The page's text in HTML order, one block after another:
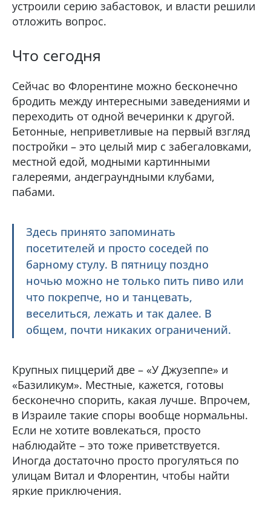
устроили серию забастовок, и власти решили
отложить вопрос.
Что сегодня
Сейчас во Флорентине можно бесконечно
бродить между интересными заведениями и
переходить от одной вечеринки к другой.
Бетонные, неприветливые на первый взгляд
постройки – это целый мир с забегаловками,
местной едой, модными картинными
галереями, андеграундными клубами,
пабами.
Здесь принято запоминать
посетителей и просто соседей по
барному стулу. В пятницу поздно
ночью можно не только пить пиво или
что покрепче, но и танцевать,
веселиться, лежать и так далее. В
общем, почти никаких ограничений.
Крупных пиццерий две – «У Джузеппе» и
«Базиликум». Местные, кажется, готовы
бесконечно спорить, какая лучше. Впрочем,
в Израиле такие споры вообще нормальны.
Если не хотите вовлекаться, просто
наблюдайте – это тоже приветствуется.
Иногда достаточно просто прогуляться по
улицам Витал и Флорентин, чтобы найти
яркие приключения.